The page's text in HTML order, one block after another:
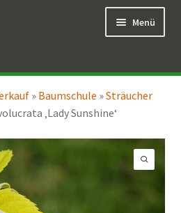
Menü
» Baumschule »Sträucher
‚Lady Sunshine‘